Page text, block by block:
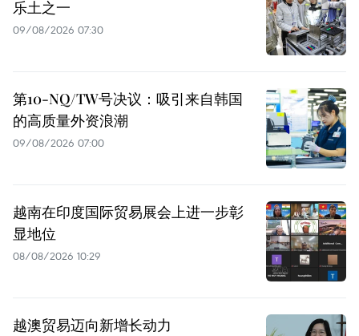
乐土之一
09/08/2026 07:30
第10-NQ/TW号决议：吸引来自韩国
的高质量外资浪潮
09/08/2026 07:00
越南在印度国际贸易展会上进一步彰
显地位
08/08/2026 10:29
越澳贸易迈向新增长动力